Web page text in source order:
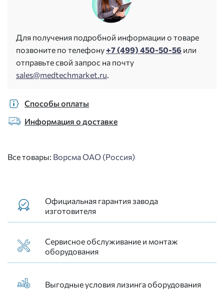
Для получения подробной информации о товаре
позвоните по телефону+7 (499) 450-50-56 или
отправьте свой запрос на почту
sales@medtechmarket.ru
Способы оплаты
Информация о доставке
Все товары: Ворсма ОАО (Россия)
Официальная гарантия завода
изготовителя
Сервисное обслуживание и монтаж
оборудования
Выгодные условия лизинга оборудования